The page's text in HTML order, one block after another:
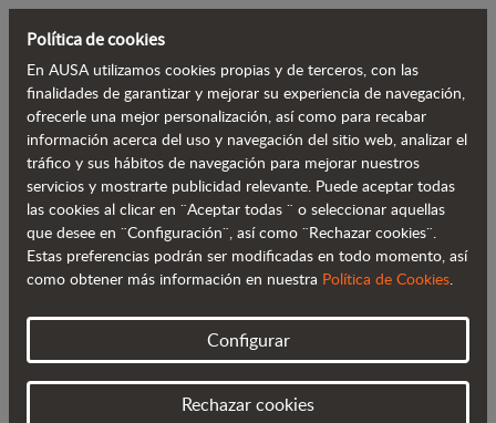
Volver al blog
AUSA aumenta su popularidad en
Norteamérica en Conexpo-Con/Agg
Política de cookies
En AUSA utilizamos cookies propias y de terceros, con las
finalidades de garantizar y mejorar su experiencia de navegación,
ofrecerle una mejor personalización, así como para recabar
información acerca del uso y navegación del sitio web, analizar el
tráfico y sus hábitos de navegación para mejorar nuestros
servicios y mostrarte publicidad relevante. Puede aceptar todas
las cookies al clicar en ¨Aceptar todas ¨ o seleccionar aquellas
que desee en ¨Configuración¨, así como ¨Rechazar cookies¨.
Estas preferencias podrán ser modificadas en todo momento, así
como obtener más información en nuestra Política de Cookies.
Configurar
Rechazar cookies